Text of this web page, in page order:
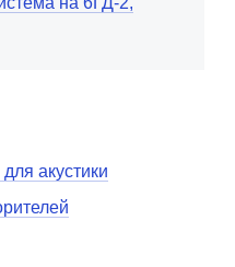
акустики